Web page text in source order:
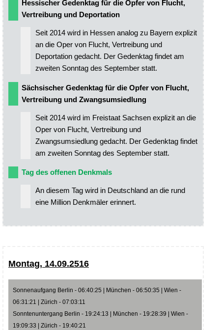
Hessischer Gedenktag für die Opfer von Flucht,
Vertreibung und Deportation
Seit 2014 wird in Hessen analog zu Bayern explizit
an die Oper von Flucht, Vertreibung und
Deportation gedacht. Der Gedenktag findet am
zweiten Sonntag des September statt.
Sächsischer Gedenktag für die Opfer von Flucht,
Vertreibung und Zwangsumsiedlung
Seit 2014 wird im Freistaat Sachsen explizit an die
Oper von Flucht, Vertreibung und
Zwangsumsiedlung gedacht. Der Gedenktag findet
am zweiten Sonntag des September statt.
Tag des offenen Denkmals
An diesem Tag wird in Deutschland an die rund
eine Million Denkmäler erinnert.
Montag, 14.09.2516
Sonnenaufgang Berlin - 06:40:25 | München - 06:50:35 | Wien -
06:31:21 | Zürich - 07:03:11
Sonntenuntergang Berlin - 19:24:13 | München - 19:28:39 | Wien -
19:09:33 | Zürich - 19:40:21